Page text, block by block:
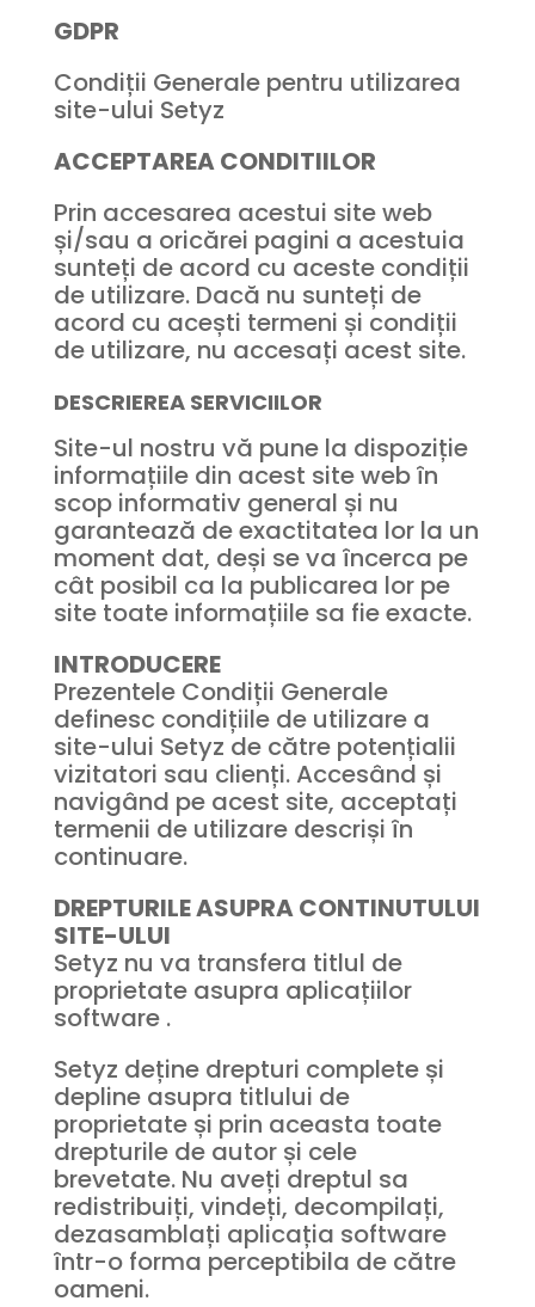
GDPR
Condiții Generale pentru utilizarea
site-ului Setyz
ACCEPTAREA CONDITIILOR
Prin accesarea acestui site web
și/sau a oricărei pagini a acestuia
sunteți de acord cu aceste condiții
de utilizare. Dacă nu sunteți de
acord cu acești termeni și condiții
de utilizare, nu accesați acest site.
DESCRIEREA SERVICIILOR
Site-ul nostru vă pune la dispoziție
informațiile din acest site web în
scop informativ general și nu
garantează de exactitatea lor la un
moment dat, deși se va încerca pe
cât posibil ca la publicarea lor pe
site toate informațiile sa fie exacte.
INTRODUCERE
Prezentele Condiții Generale
definesc condițiile de utilizare a
site-ului Setyz de către potențialii
vizitatori sau clienți. Accesând și
navigând pe acest site, acceptați
termenii de utilizare descriși în
continuare.
DREPTURILE ASUPRA CONTINUTULUI
SITE-ULUI
Setyz nu va transfera titlul de
proprietate asupra aplicațiilor
software .
Setyz deține drepturi complete și
depline asupra titlului de
proprietate și prin aceasta toate
drepturile de autor și cele
brevetate. Nu aveți dreptul sa
redistribuiți, vindeți, decompilați,
dezasamblați aplicația software
într-o forma perceptibila de către
oameni.